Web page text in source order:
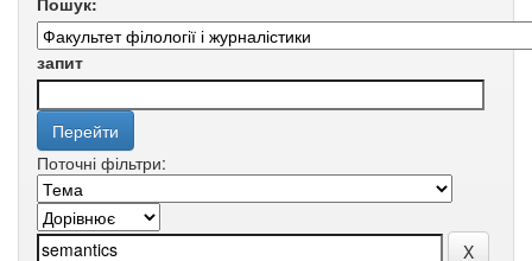
запит
Поточні фільтри: